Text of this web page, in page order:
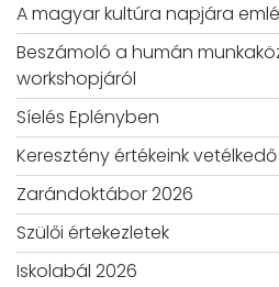
A magyar kultúra napjára
Beszámoló a humán
workshopjáról
Síelés Eplényben
Keresztény értékeink vetélkedő
Zarándoktábor 2026
Szülői értekezletek
Iskolabál 2026